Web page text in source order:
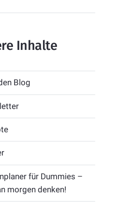
Inhalte
Blog
für Dummies –
morgen denken!